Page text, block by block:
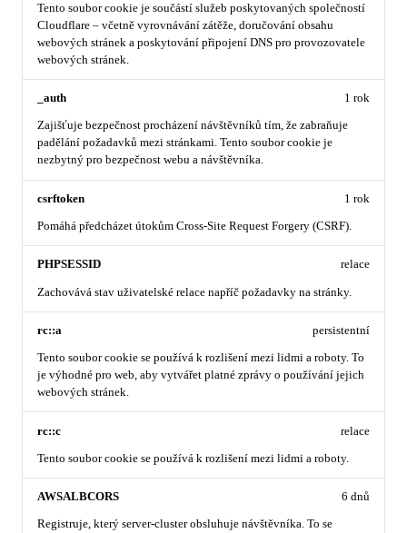
Tento soubor cookie je součástí služeb poskytovaných společností
Cloudflare – včetně vyrovnávání zátěže, doručování obsahu
webových stránek a poskytování připojení DNS pro provozovatele
webových stránek.
_auth
Zajišťuje bezpečnost procházení návštěvníků tím, že zabraňuje
padělání požadavků mezi stránkami. Tento soubor cookie je
nezbytný pro bezpečnost webu a návštěvníka.
1 rok
csrftoken
Pomáhá předcházet útokům Cross-Site Request Forgery (CSRF).
1 rok
PHPSESSID
Zachovává stav uživatelské relace napříč požadavky na stránky.
relace
rc::a
Tento soubor cookie se používá k rozlišení mezi lidmi a roboty. To
je výhodné pro web, aby vytvářet platné zprávy o používání jejich
webových stránek.
persistentní
rc::c
Tento soubor cookie se používá k rozlišení mezi lidmi a roboty.
relace
AWSALBCORS
Registruje, který server-cluster obsluhuje návštěvníka. To se
6 dnů